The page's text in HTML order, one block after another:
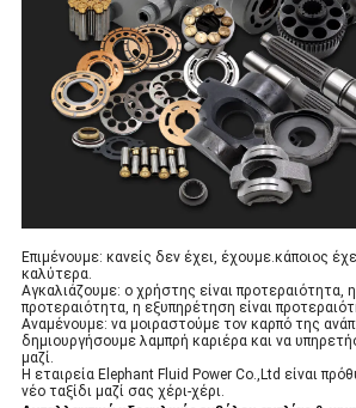
Επιμένουμε: κανείς δεν έχει, έχουμε.κάποιος
καλύτερα.
Αγκαλιάζουμε: ο χρήστης είναι προτεραιότητα, η
προτεραιότητα, η εξυπηρέτηση είναι
Αναμένουμε: να μοιραστούμε τον καρπό της
δημιουργήσουμε λαμπρή καριέρα και να
μαζί.
Η εταιρεία Elephant Fluid Power Co.,Ltd είναι
νέο ταξίδι μαζί σας χέρι-χέρι.